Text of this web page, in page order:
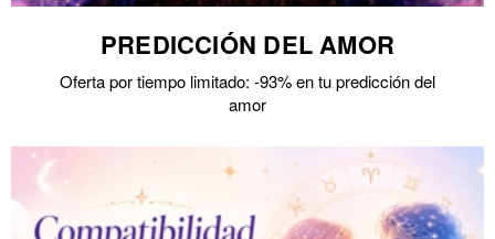
PREDICCIÓN DEL AMOR
Oferta por tiempo limitado: -93% en tu predicción del
amor